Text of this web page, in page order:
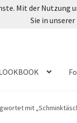
mit
Mit der Nutzung
Sie in